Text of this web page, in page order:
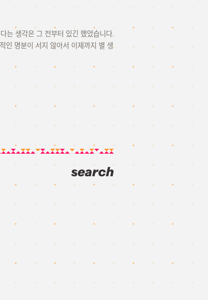
는 생각은 그 전부터 있긴 했었습니다.
인 명분이 서지 않아서 이제까지 별 생
search